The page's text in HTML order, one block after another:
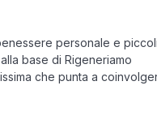
personale e
base di Rigeneriamo
che punta a